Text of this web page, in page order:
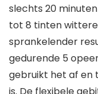
slechts 20
tot 8 tinten
sprankelender
gedurende 5
gebruikt het af en